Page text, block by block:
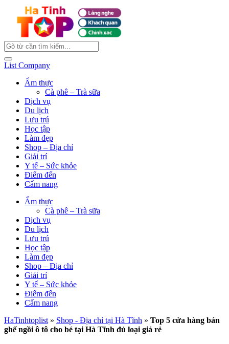
List Company
Ẩm thực
Cà phê – Trà sữa
Dịch vụ
Du lịch
Lưu trú
Học tập
Làm đẹp
Shop – Địa chỉ
Giải trí
Y tế – Sức khỏe
Điểm đến
Cẩm nang
Ẩm thực
Cà phê – Trà sữa
Dịch vụ
Du lịch
Lưu trú
Học tập
Làm đẹp
Shop – Địa chỉ
Giải trí
Y tế – Sức khỏe
Điểm đến
Cẩm nang
HaTinhtoplist » Shop - Địa chỉ tại Hà Tĩnh » Top 5 cửa hàng bán
ghế ngồi ô tô cho bé tại Hà Tĩnh đủ loại giá rẻ